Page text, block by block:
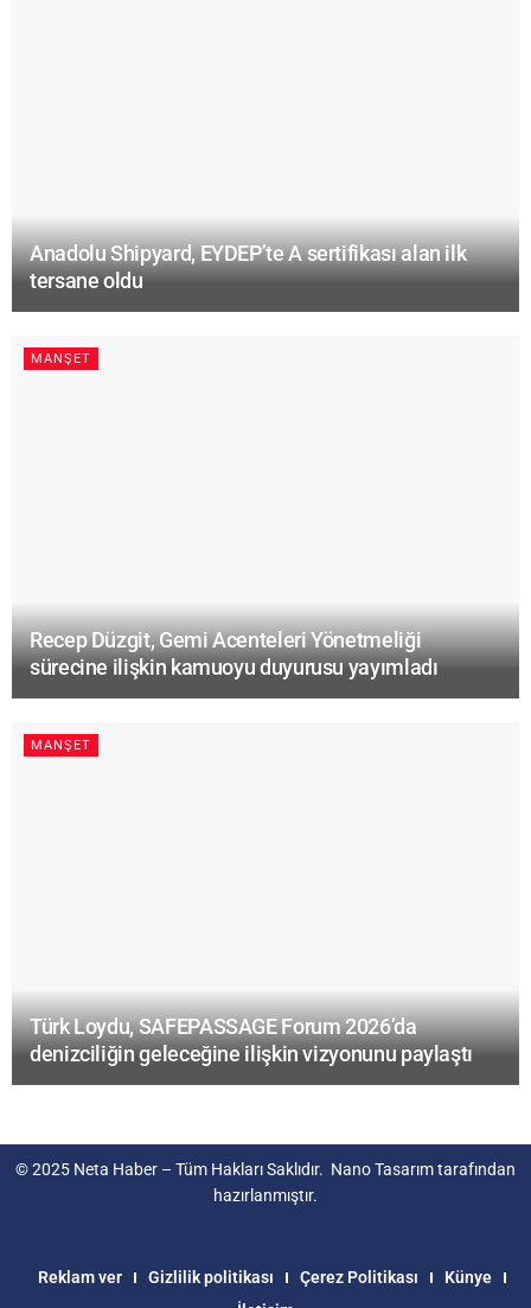
Anadolu Shipyard, EYDEP’te A sertifikası alan ilk
tersane oldu
MANŞET
Recep Düzgit, Gemi Acenteleri Yönetmeliği
sürecine ilişkin kamuoyu duyurusu yayımladı
MANŞET
Türk Loydu, SAFEPASSAGE Forum 2026’da
denizciliğin geleceğine ilişkin vizyonunu paylaştı
© 2025 Neta Haber – Tüm Hakları Saklıdır. Nano Tasarımtarafından
hazırlanmıştır.
Reklam ver Gizlilik politikası Çerez Politikası
Künye